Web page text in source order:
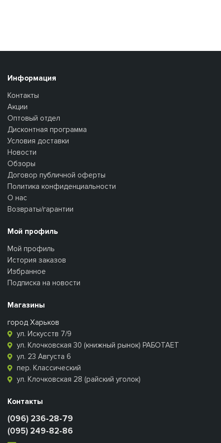
Информация
Контакты
Акции
Оптовый отдел
Дисконтная программа
Условия доставки
Новости
Обзоры
Договор публичной оферты
Политика конфиденциальности
О нас
Возвраты/гарантии
Мой профиль
Мой профиль
История заказов
Избранное
Подписка на новости
Магазины
город Харьков
ул. Искусств 7/9
ул. Клочковская 30 (книжный рынок) РАБОТАЕТ
ул. 23 Августа 6
пер. Классический
ул. Клочковская 28 (райский уголок)
Контакты
(096) 236-28-79
(095) 249-82-86